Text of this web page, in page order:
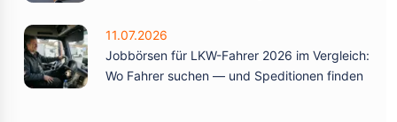
11.07.2026
Jobbörsen für LKW-Fahrer 2026 im Vergleich:
Wo Fahrer suchen — und Speditionen finden